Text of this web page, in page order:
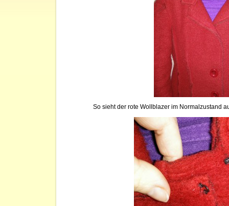
So sieht der rote Wollblazer im Normalzustand